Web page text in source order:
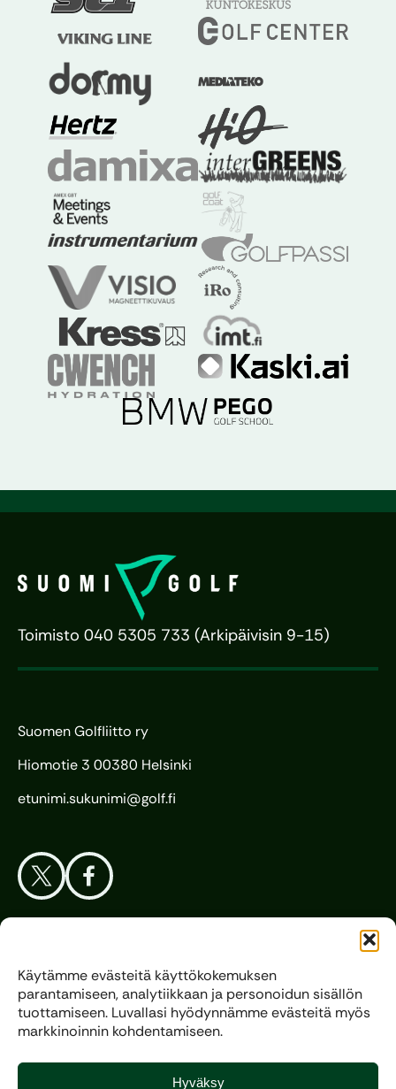
Käytämme evästeitä käyttökokemuksen
parantamiseen, analytiikkaan ja personoidun sisällön
tuottamiseen. Luvallasi hyödynnämme evästeitä myös
markkinoinnin kohdentamiseen.
Hyväksy
Toimisto 040 5305 733 (Arkipäivisin 9-15)
Suomen Golfliitto ry
Hiomotie 3 00380 Helsinki
etunimi.sukunimi@golf.fi
Liitto
Kilpagolf